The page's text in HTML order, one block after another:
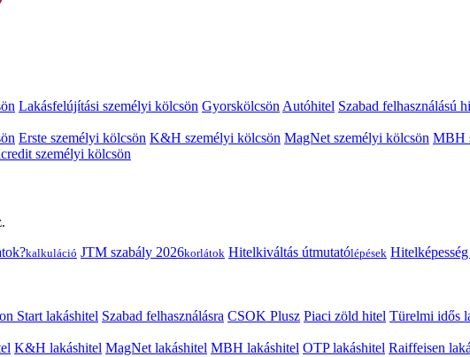
Lakásfelújítási személyi kölcsön Gyorskölcsön Autóhitel Szabad felhasználású
Erste személyi kölcsön K&H személyi kölcsön MagNet személyi kölcsön MBH
személyi kölcsön
kalkuláció JTM szabály 2026korlátok Hitelkiváltás útmutatólépések
Start lakáshitel Szabad felhasználásra CSOK Plusz Piaci zöld hitel Türelmi idős
K&H lakáshitel MagNet lakáshitel MBH lakáshitel OTP lakáshitel Raiffeisen